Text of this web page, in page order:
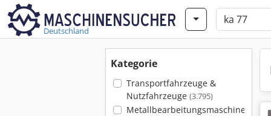
Deutschland
Kategorie
Transportfahrzeuge &
Nutzfahrzeuge (3.795)
Metallbearbeitungsmaschinen